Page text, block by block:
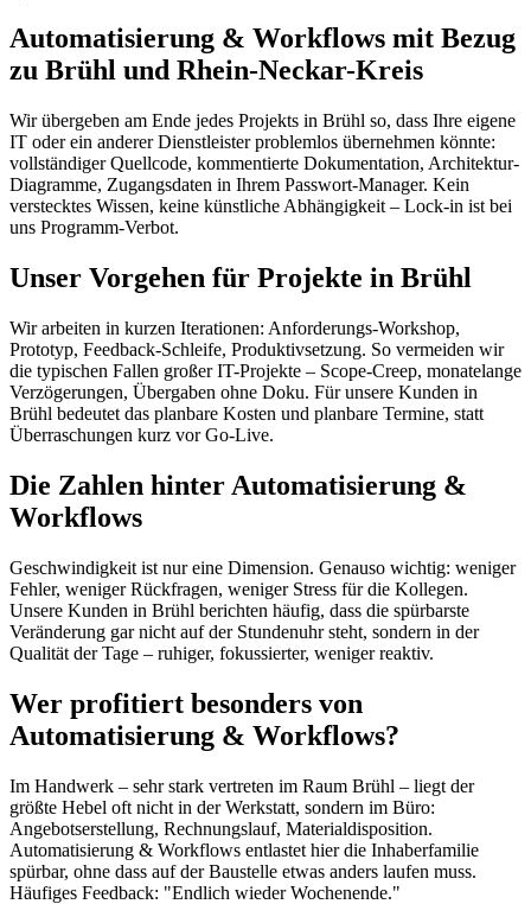
Automatisierung & Workflows mit Bezug
zu Brühl und Rhein-Neckar-Kreis
Wir übergeben am Ende jedes Projekts in Brühl so, dass Ihre eigene
IT oder ein anderer Dienstleister problemlos übernehmen könnte:
vollständiger Quellcode, kommentierte Dokumentation, Architektur-
Diagramme, Zugangsdaten in Ihrem Passwort-Manager. Kein
verstecktes Wissen, keine künstliche Abhängigkeit – Lock-in ist bei
uns Programm-Verbot.
Unser Vorgehen für Projekte in Brühl
Wir arbeiten in kurzen Iterationen: Anforderungs-Workshop,
Prototyp, Feedback-Schleife, Produktivsetzung. So vermeiden wir
die typischen Fallen großer IT-Projekte – Scope-Creep, monatelange
Verzögerungen, Übergaben ohne Doku. Für unsere Kunden in
Brühl bedeutet das planbare Kosten und planbare Termine, statt
Überraschungen kurz vor Go-Live.
Die Zahlen hinter Automatisierung &
Workflows
Geschwindigkeit ist nur eine Dimension. Genauso wichtig: weniger
Fehler, weniger Rückfragen, weniger Stress für die Kollegen.
Unsere Kunden in Brühl berichten häufig, dass die spürbarste
Veränderung gar nicht auf der Stundenuhr steht, sondern in der
Qualität der Tage – ruhiger, fokussierter, weniger reaktiv.
Wer profitiert besonders von
Automatisierung & Workflows?
Im Handwerk – sehr stark vertreten im Raum Brühl – liegt der
größte Hebel oft nicht in der Werkstatt, sondern im Büro:
Angebotserstellung, Rechnungslauf, Materialdisposition.
Automatisierung & Workflows entlastet hier die Inhaberfamilie
spürbar, ohne dass auf der Baustelle etwas anders laufen muss.
Häufiges Feedback: "Endlich wieder Wochenende."